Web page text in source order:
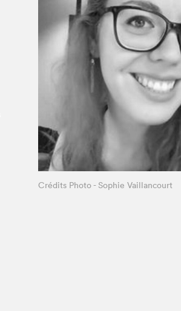
Devenir bénévole
Espace exposant·e·s
Le Salon dans la ville, espace
organisateur⋅rice
> SLM Pro
Crédits Photo - Sophie Vaillancourt